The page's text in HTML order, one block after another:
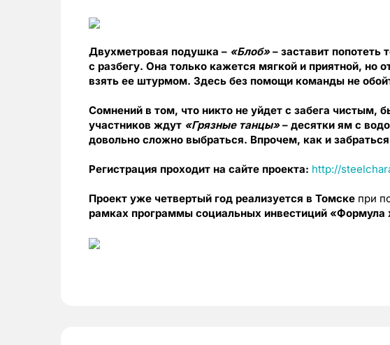
Двухметровая подушка – «Блоб»– заставит попотеть
с разбегу. Она только кажется мягкой и приятной, но
взять ее штурмом. Здесь без помощи команды не
Сомнений в том, что никто не уйдет с забега чистым,
участников ждут «Грязные танцы»– десятки ям с
довольно сложно выбраться. Впрочем, как и
Регистрация проходит на сайте проекта: http://
Проект уже четвертый год реализуется в Томске при
рамках программы социальных инвестиций «Формула